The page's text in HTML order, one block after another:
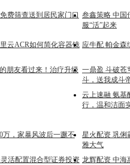
费筛查送到居民家门口 叁鑫策略 中国
服“活”起来
云ACR如何简化容器镜 应牛配 帕金森
朋友看过来！治疗升级 一鼎盈 斗破苍
斗，送我成斗
云上速融 氨基
行，温和洁面
万，家暴风波后一蹶不
星火配资 巩俐
雅大气
活配置混合型证券投资 龙辉配资 中海